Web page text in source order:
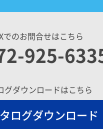
でのお問合せはこちら
925-
グダウンロードはこちら
ログダウンロード